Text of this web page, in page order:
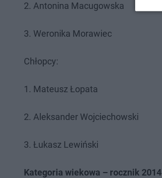
2. Antonina Macugowska
3. Weronika Morawiec
Chłopcy:
1. Mateusz Łopata
2. Aleksander Wojciechowski
3. Łukasz Lewiński
Kategoria wiekowa – rocznik 2014